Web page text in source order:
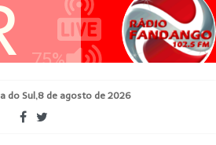
do Sul,8 de agosto de 2026